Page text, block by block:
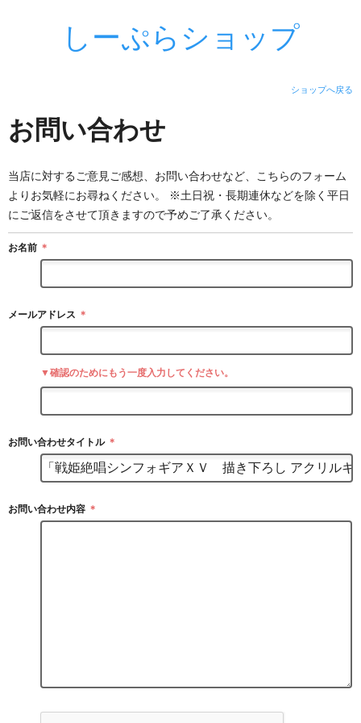
しーぷらショップ
ショップへ戻る
お問い合わせ
当店に対するご意見ご感想、お問い合わせなど、こちらのフォーム
よりお気軽にお尋ねください。 ※土日祝・長期連休などを除く平日
にご返信をさせて頂きますので予めご了承ください。
お名前 ＊
メールアドレス ＊
▼確認のためにもう一度入力してください。
お問い合わせタイトル ＊
お問い合わせ内容 ＊